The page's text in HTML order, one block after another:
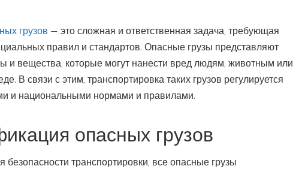
грузов — это сложная и ответственная задача, требующая
правил и стандартов. Опасные грузы представляют
и вещества, которые могут нанести вред людям, животным или
В связи с этим, транспортировка таких грузов регулируется
и национальными нормами и правилами.
опасных грузов
безопасности транспортировки, все опасные грузы